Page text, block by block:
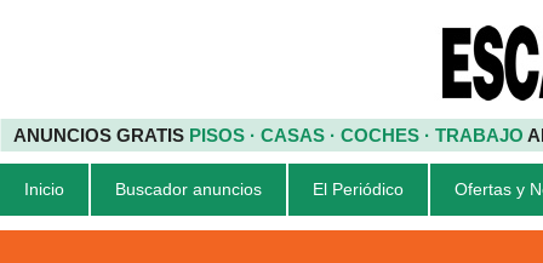
ANUNCIOS GRATIS PISOS · CASAS · COCHES · TRABAJO
Inicio Buscador anuncios El Periódico Ofertas y